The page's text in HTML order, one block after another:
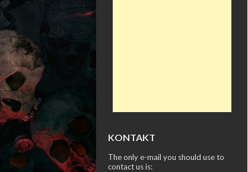
KONTAKT
The only e-mail you should use to
contact us is: